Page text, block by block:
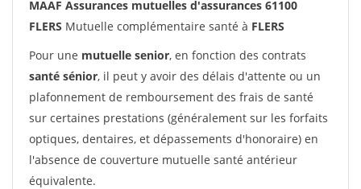
MAAF Assurances mutuelles d'assurances 61100
FLERS Mutuelle complémentaire santé à FLERS
Pour une mutuelle senior, en fonction des contrats
santé sénior, il peut y avoir des délais d'attente ou un
plafonnement de remboursement des frais de santé
sur certaines prestations (généralement sur les forfaits
optiques, dentaires, et dépassements d'honoraire) en
l'absence de couverture mutuelle santé antérieur
équivalente.